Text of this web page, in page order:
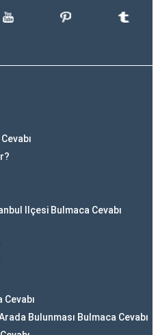
Ilçesi Bulmaca Cevabı
Bulunması Bulmaca Cevabı